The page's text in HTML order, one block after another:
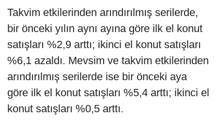
Takvim etkilerinden arındırılmış serilerde,
bir önceki yılın aynı ayına göre ilk el konut
satışları %2,9 arttı; ikinci el konut satışları
%6,1 azaldı. Mevsim ve takvim etkilerinden
arındırılmış serilerde ise bir önceki aya
göre ilk el konut satışları %5,4 arttı; ikinci el
konut satışları %0,5 arttı.